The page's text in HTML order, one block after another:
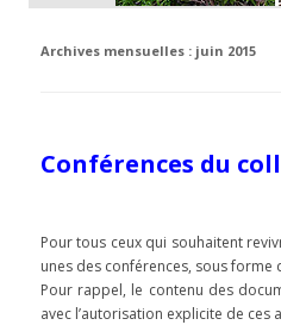
Archives mensuelles : juin 2015
Conférences du
Pour tous ceux qui souhaitent
unes des conférences, sous
Pour rappel, le contenu des
avec l’autorisation explicite de ces